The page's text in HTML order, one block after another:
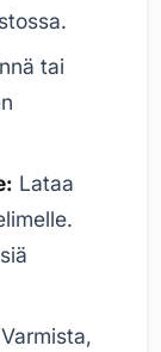
tai
Lataa
Varmista,